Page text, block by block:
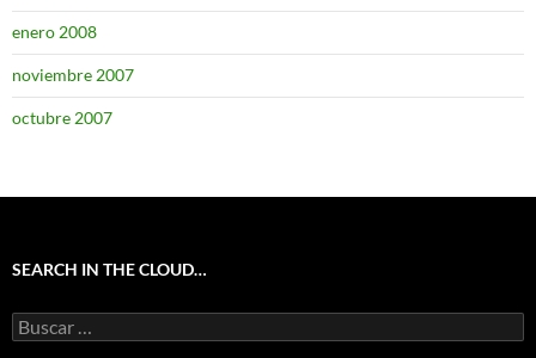
enero 2008
noviembre 2007
octubre 2007
SEARCH IN THE CLOUD…
Buscar: